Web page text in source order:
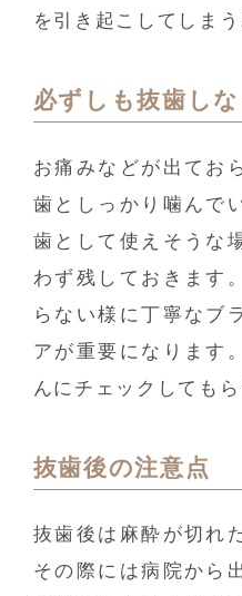
を引き起こしてしま
必ずしも抜歯し
お痛みなどが出てお
歯としっかり噛んで
歯として使えそうな
わず残しておきます
らない様に丁寧なブ
アが重要になります
んにチェックしても
抜歯後の注意点
抜歯後は麻酔が切れ
その際には病院から